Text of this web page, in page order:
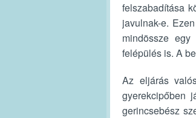
felszabadítása
javulnak-e.
mindössze
felépülés is. A
Az eljárás
gyerekcipőben
gerincsebész